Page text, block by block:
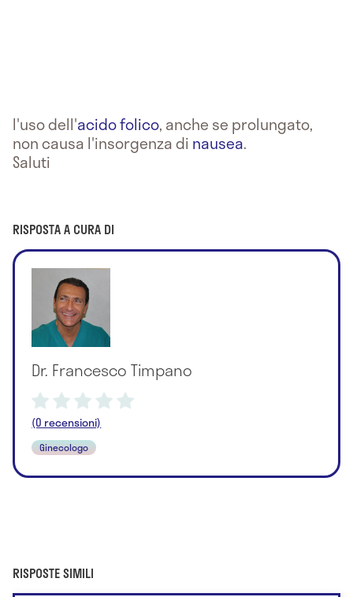
l'uso dell'acido folico, anche se prolungato,
non causa l'insorgenza di nausea.
Saluti
RISPOSTA A CURA DI
Dr. Francesco Timpano
(0 recensioni)
Ginecologo
RISPOSTE SIMILI